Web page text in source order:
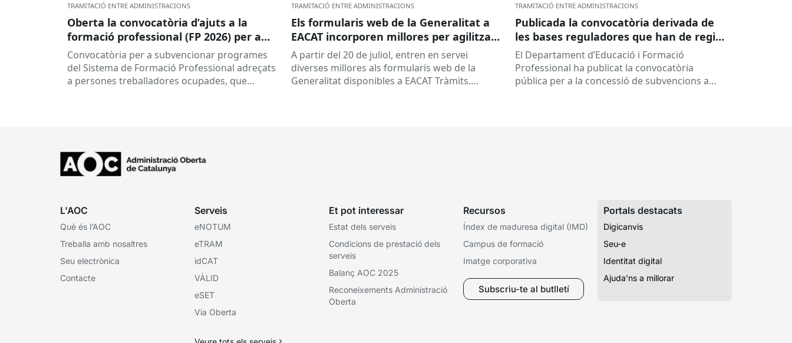
TRAMITACIÓ ENTRE ADMINISTRACIONS
Oberta la convocatòria d’ajuts a la
formació professional (FP 2026) per a
persones treballadores ocupades
Convocatòria per a subvencionar programes
del Sistema de Formació Professional adreçats
a persones treballadores ocupades, que
TRAMITACIÓ ENTRE ADMINISTRACIONS
Els formularis web de la Generalitat a
EACAT incorporen millores per agilitzar
la tramitació
A partir del 20 de juliol, entren en servei
diverses millores als formularis web de la
Generalitat disponibles a EACAT Tràmits.
TRAMITACIÓ ENTRE ADMINISTRACIONS
Publicada la convocatòria derivada de
les bases reguladores que han de regir
la concessió de subvencions a centres
educatius, per al desenvolupament de
programes de formació i inserció,
El Departament d’Educació i Formació
Professional ha publicat la convocatòria
pública per a la concessió de subvencions a
L'AOC
Què és l’AOC
Treballa amb nosaltres
Seu electrònica
Contacte
Serveis
eNOTUM
eTRAM
idCAT
VÀLID
eSET
Via Oberta
Et pot interessar
Estat dels serveis
Condicions de prestació dels
serveis
Balanç AOC 2025
Reconeixements Administració
Oberta
Recursos
Índex de maduresa digital (IMD)
Campus de formació
Imatge corporativa
Subscriu-te al butlletí
Portals destacats
Digicanvis
Seu-e
Identitat digital
Ajuda’ns a millorar